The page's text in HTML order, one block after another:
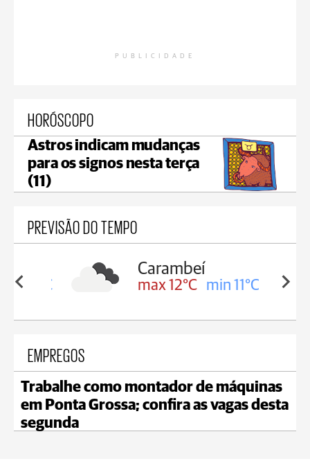
PUBLICIDADE
HORÓSCOPO
Astros indicam mudanças
para os signos nesta terça
(11)
PREVISÃO DO TEMPO
12°C
Carambeí
max 12°C min 11°C
EMPREGOS
Trabalhe como montador de máquinas
em Ponta Grossa; confira as vagas desta
segunda